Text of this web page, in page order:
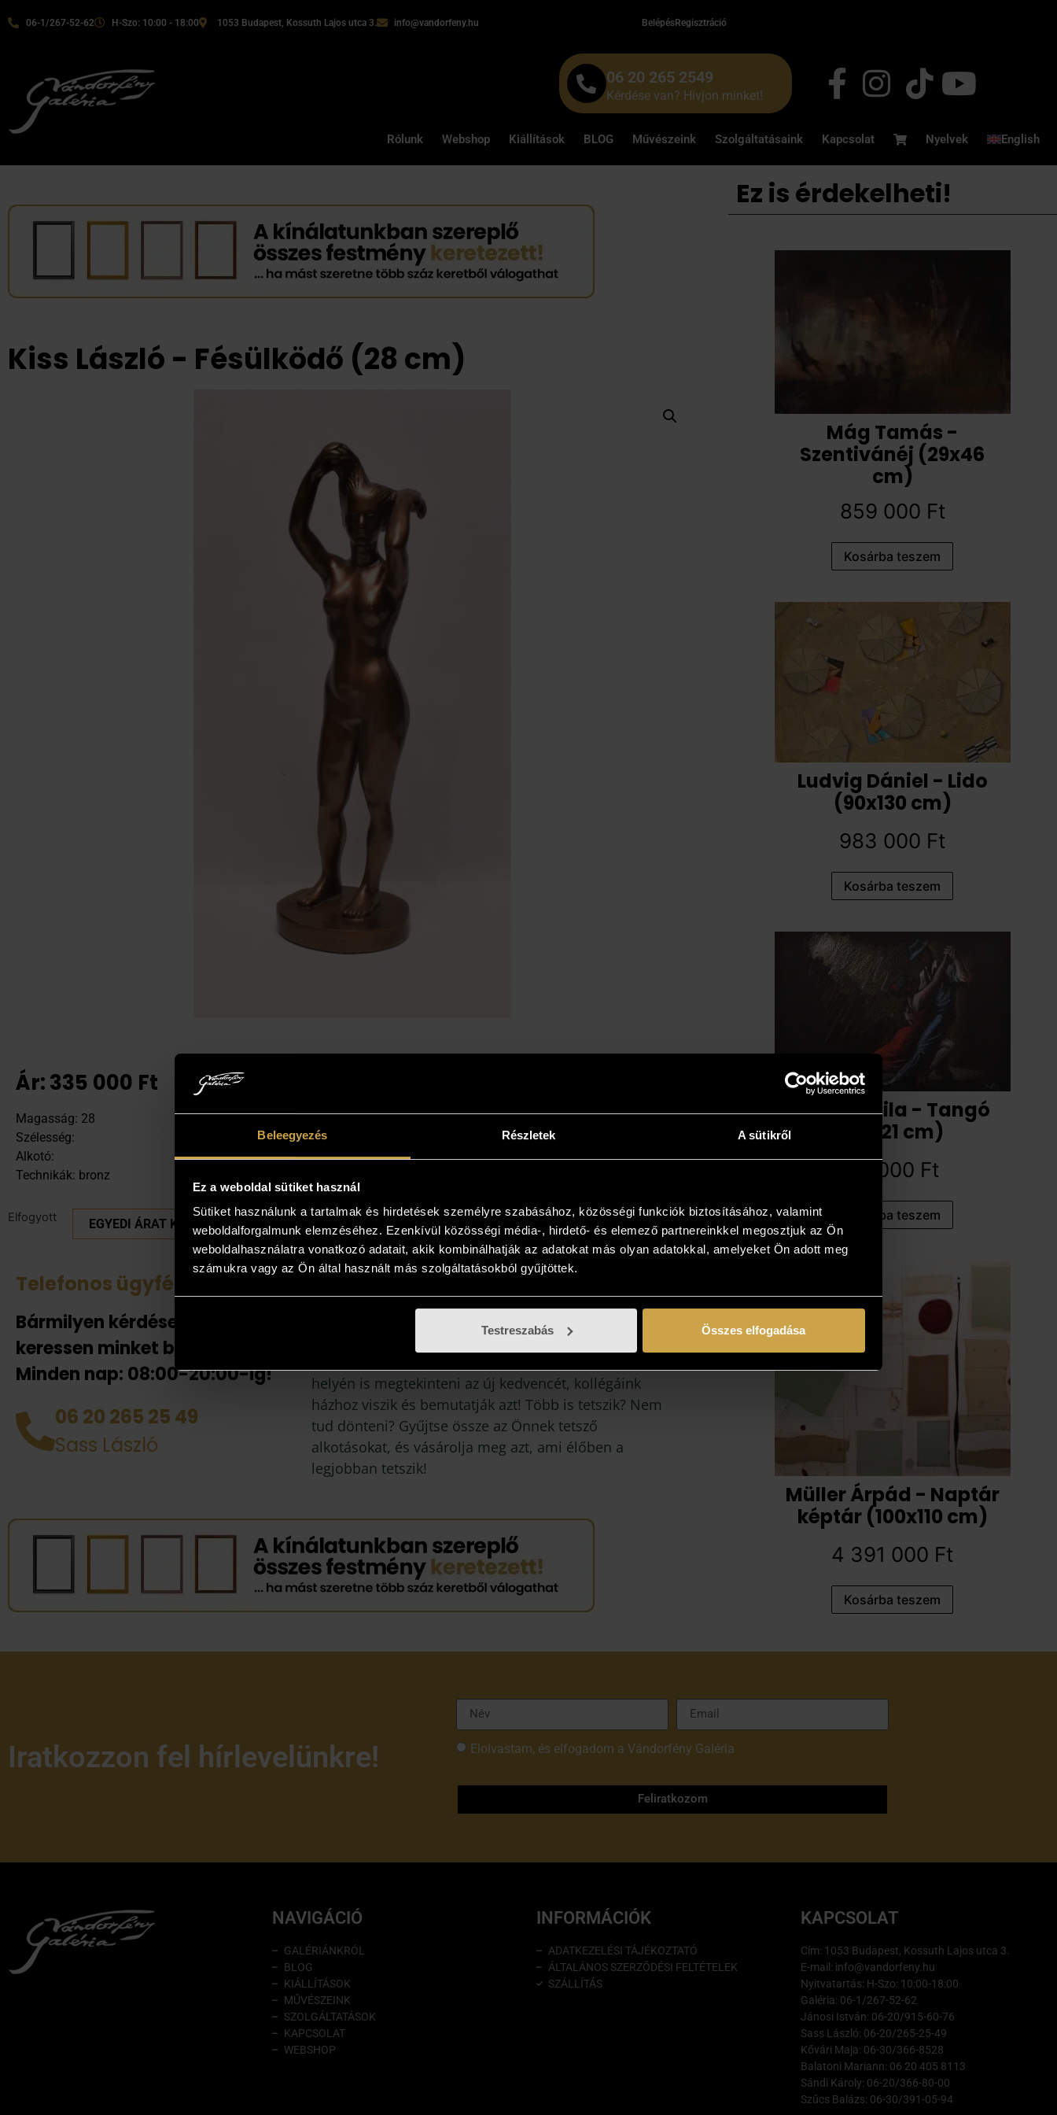
Beleegyezés Részletek A sütikről
Ez a weboldal sütiket használ
Sütiket használunk a tartalmak és hirdetések személyre szabásához, közösségi funkciók biztosításához, valamint
weboldalforgalmunk elemzéséhez. Ezenkívül közösségi média-, hirdető- és elemező partnereinkkel megosztjuk az Ön
weboldalhasználatra vonatkozó adatait, akik kombinálhatják az adatokat más olyan adatokkal, amelyeket Ön adott meg
számukra vagy az Ön által használt más szolgáltatásokból gyűjtöttek.
Testreszabás Összes elfogadása
06-1/267-52-62 H-Szo: 10:00 - 18:00 1053 Budapest, Kossuth Lajos utca 3. info@vandorfeny.hu BelépésRegisztráció
06 20 265 2549
Kérdése van? Hívjon minket!
Rólunk Webshop Kiállítások BLOG Művészeink Szolgáltatásaink Kapcsolat Nyelvek English
Kiss László - Fésülködő (28 cm)
Ár:335 000 Ft
Magasság: 28
Szélesség:
Alkotó:
Technikák: bronz
Elfogyott EGYEDI ÁRAT KÉREK
Telefonos ügyfélszolgálat
Bármilyen kérdése van
keressen minket bizalommal!
Minden nap: 08:00-20:00-ig!
06 20 265 25 49
Sass László
Tekintse meg az otthonában!
jelentkezzen, és kollégáink bővebb felvilágosítást
helyén is megtekinteni az új kedvencét, kollégáink
házhoz viszik és bemutatják azt! Több is tetszik? Nem
tud dönteni? Gyűjtse össze az Önnek tetsző
alkotásokat, és vásárolja meg azt, ami élőben a
legjobban tetszik!
Ez is érdekelheti!
Mág Tamás -
Szentivánéj (29x46
cm)
859 000 Ft
Kosárba teszem
Ludvig Dániel - Lido
(90x130 cm)
983 000 Ft
Kosárba teszem
Boros Attila - Tangó
(14x21 cm)
82 000 Ft
Kosárba teszem
Müller Árpád - Naptár
képtár (100x110 cm)
4 391 000 Ft
Kosárba teszem
Iratkozzon fel hírlevelünkre! Elolvastam, és elfogadom a Vándorfény Galéria
Feliratkozom
NAVIGÁCIÓ
GALÉRIÁNKRÓL
BLOG
KIÁLLÍTÁSOK
MŰVÉSZEINK
SZOLGÁLTATÁSOK
KAPCSOLAT
WEBSHOP
INFORMÁCIÓK
ADATKEZELÉSI TÁJÉKOZTATÓ
ÁLTALÁNOS SZERZŐDÉSI FELTÉTELEK
SZÁLLÍTÁS
KAPCSOLAT
Cím: 1053 Budapest, Kossuth Lajos utca 3.
E-mail: info@vandorfeny.hu
Nyitvatartás: H-Szo: 10:00-18:00
Galéria: 06-1/267-52-62
Jánosi István: 06-20/915-60-76
Sass László: 06-20/265-25-49
Kővári Maja: 06-30/366-8528
Balatoni Mariann: 06 20 405 8113
Sándi Károly: 06-20/366-80-00
Szűcs Balázs: 06-30/391-05-94